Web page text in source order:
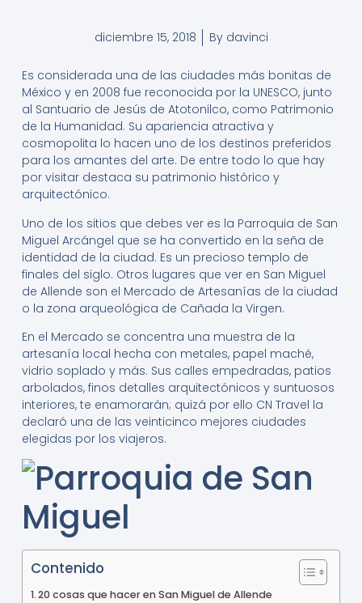
diciembre 15, 2018 Bydavinci
Es considerada una de las ciudades más bonitas de
México y en 2008 fue reconocida por la UNESCO, junto
al Santuario de Jesús de Atotonilco, como Patrimonio
de la Humanidad. Su apariencia atractiva y
cosmopolita lo hacen uno de los destinos preferidos
para los amantes del arte. De entre todo lo que hay
por visitar destaca su patrimonio histórico y
arquitectónico.
Uno de los sitios que debes ver es la Parroquia de San
Miguel Arcángel que se ha convertido en la seña de
identidad de la ciudad. Es un precioso templo de
finales del siglo. Otros lugares que ver en San Miguel
de Allende son el Mercado de Artesanías de la ciudad
o la zona arqueológica de Cañada la Virgen.
En el Mercado se concentra una muestra de la
artesanía local hecha con metales, papel maché,
vidrio soplado y más. Sus calles empedradas, patios
arbolados, finos detalles arquitectónicos y suntuosos
interiores, te enamorarán; quizá por ello CN Travel la
declaró una de las veinticinco mejores ciudades
elegidas por los viajeros.
Contenido
20 cosas que hacer en San Miguel de Allende